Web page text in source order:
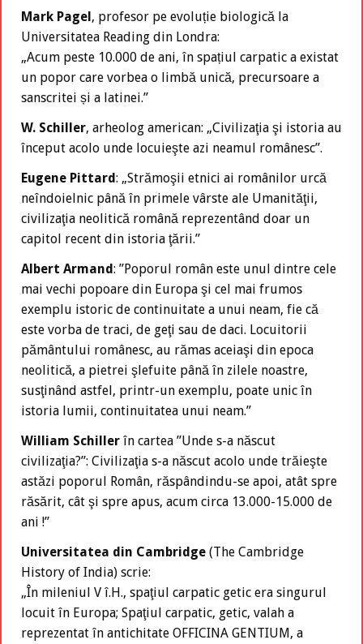
Mark Pagel , profesor pe evoluție biologică la
Universitatea Reading din Londra:
„Acum peste 10.000 de ani, în spațiul carpatic a existat
un popor care vorbea o limbă unică, precursoare a
sanscritei și a latinei.”
W. Schiller, arheolog american: „Civilizaţia şi istoria au
început acolo unde locuieşte azi neamul românesc”.
Eugene Pittard: „Strămoşii etnici ai românilor urcă
neîndoielnic până în primele vârste ale Umanităţii,
civilizaţia neolitică română reprezentând doar un
capitol recent din istoria ţării.”
Albert Armand: ”Poporul român este unul dintre cele
mai vechi popoare din Europa şi cel mai frumos
exemplu istoric de continuitate a unui neam, fie că
este vorba de traci, de geţi sau de daci. Locuitorii
pământului românesc, au rămas aceiaşi din epoca
neolitică, a pietrei şlefuite până în zilele noastre,
susţinând astfel, printr-un exemplu, poate unic în
istoria lumii, continuitatea unui neam.”
William Schiller în cartea ”Unde s-a născut
civilizaţia?”: Civilizaţia s-a născut acolo unde trăieşte
astăzi poporul Român, răspândindu-se apoi, atât spre
răsărit, cât şi spre apus, acum circa 13.000-15.000 de
ani !”
Universitatea din Cambridge (The Cambridge
History of India) scrie:
„În mileniul V î.H., spaţiul carpatic getic era singurul
locuit în Europa; Spaţiul carpatic, getic, valah a
reprezentat în antichitate OFFICINA GENTIUM, a